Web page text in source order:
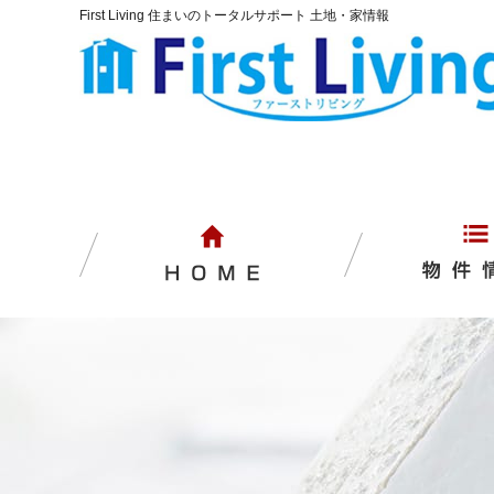
First Living 住まいのトータルサポート 土地・家情報